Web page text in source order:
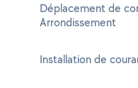
Déplacement de
Arrondissement
Installation de